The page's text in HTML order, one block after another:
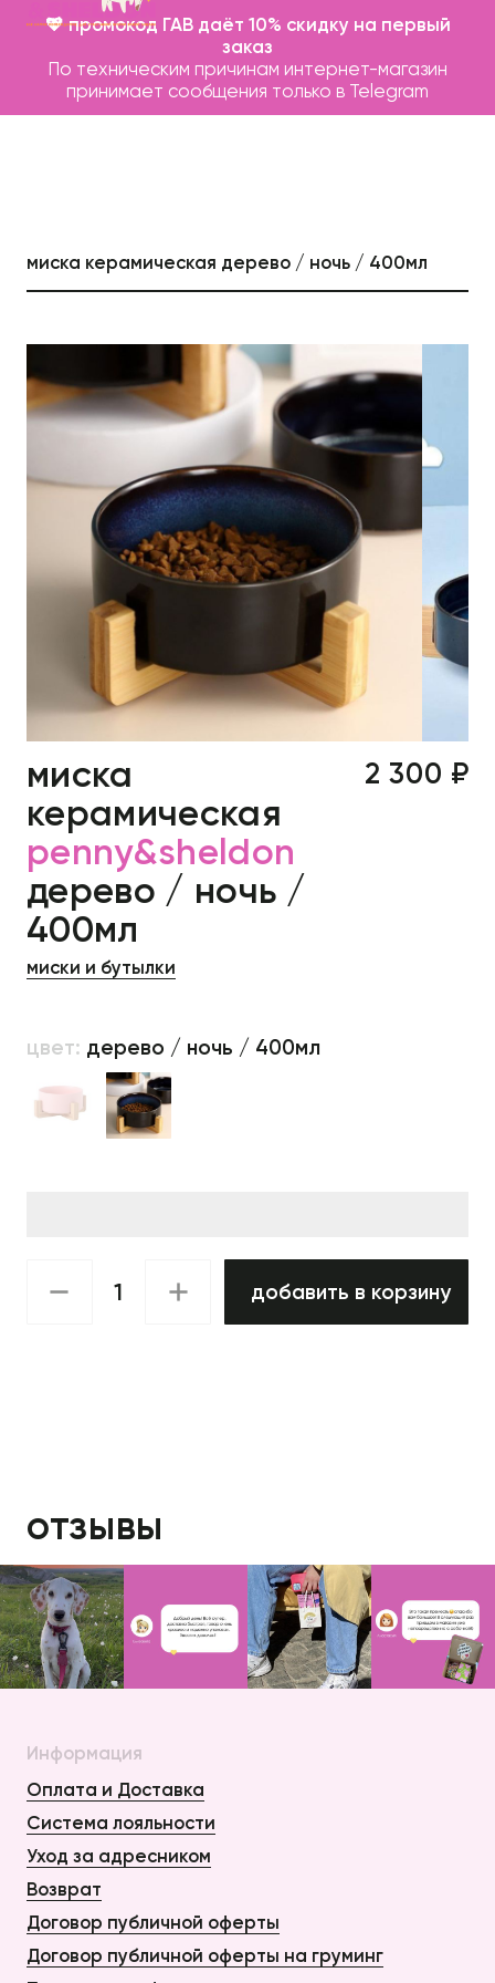
💖 промокод ГАВ даёт 10% скидку на первый
заказ
По техническим причинам интернет-магазин
принимает сообщения только в Telegram
миска керамическая дерево / ночь / 400мл
миска
керамическая
penny&sheldon
дерево / ночь /
400мл
миски и бутылки
2 300 ₽
цвет: дерево / ночь / 400мл
добавить в корзину
отзывы
Информация
Оплата и Доставка
Система лояльности
Уход за адресником
Возврат
Договор публичной оферты
Договор публичной оферты на груминг
Бренды
Записаться на груминг
О нас
Контакты